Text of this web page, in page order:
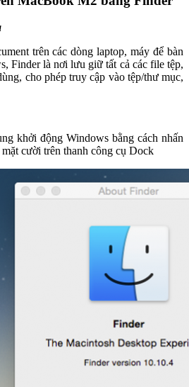
trên các dòng laptop, máy để bàn
Finder là nơi lưu giữ tất cả các file tệp,
cho phép truy cập vào tệp/thư mục,
khởi động Windows bằng cách nhấn
cười trên thanh công cụ Dock